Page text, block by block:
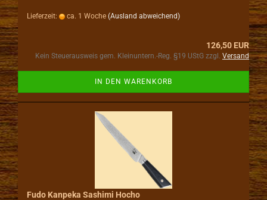
Lieferzeit: ca. 1 Woche (Ausland abweichend)
126,50 EUR
Kein Steuerausweis gem. Kleinuntern.-Reg. §19 UStG zzgl. Versand
IN DEN WARENKORB
Fudo Kanpeka Sashimi Hocho